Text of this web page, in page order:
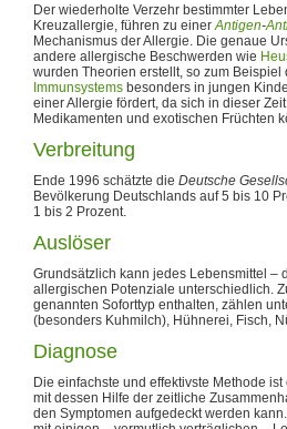
Der wiederholte Verzehr bestimmter
Kreuzallergie, führen zu einerAntigen-
Mechanismus der Allergie. Die genaue
andere allergische Beschwerden wie
wurden Theorien erstellt, so zum
Immunsystems besonders in jungen
einer Allergie fördert, da sich in dieser
Medikamenten und exotischen Früchten
Verbreitung
Ende 1996 schätzte die Deutsche
Bevölkerung Deutschlands auf 5 bis 10
1 bis 2 Prozent.
Auslöser
Grundsätzlich kann jedes Lebensmittel –
allergischen Potenziale unterschiedlich.
genannten Soforttyp enthalten, zählen
(besonders Kuhmilch), Hühnerei, Fisch,
Diagnose
Die einfachste und effektivste Methode
mit dessen Hilfe der zeitliche
den Symptomen aufgedeckt werden